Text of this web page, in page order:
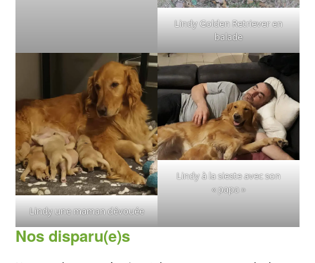
Lindy Golden Retriever en
balade
Lindy une maman dévouée
Lindy à la sieste avec son
« papa »
Nos disparu(e)s